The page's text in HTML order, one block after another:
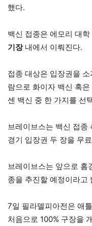
했다.
백신 접종은 에모리 대
기장내에서 이뤄진다.
접종 대상은 입장권을
람으로 화이자 백신 혹
센 백신 중 한 가지를 선
브레이브스는 백신 접종
경기 입장권 두 장을 무
브레이브스는 앞으로 홈
종을 추진할 예정이라고
7일 필라델피아전은 애
처음으로 100% 구장을